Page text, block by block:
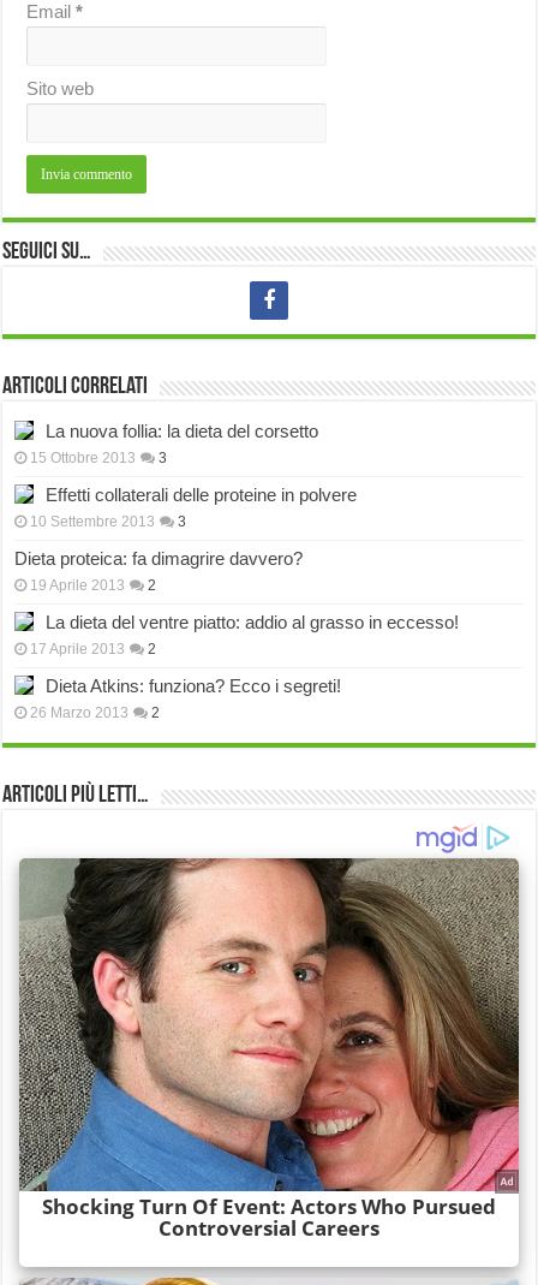
Email*
Sito web
Seguici su…
Articoli correlati
La nuova follia: la dieta del corsetto
15 Ottobre 2013 3
Effetti collaterali delle proteine in polvere
10 Settembre 2013 3
Dieta proteica: fa dimagrire davvero?
19 Aprile 2013 2
La dieta del ventre piatto: addio al grasso in eccesso!
17 Aprile 2013 2
Dieta Atkins: funziona? Ecco i segreti!
26 Marzo 2013 2
Articoli più Letti…